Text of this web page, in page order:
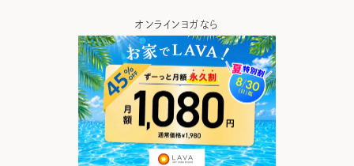
ヨガの資格取得なら